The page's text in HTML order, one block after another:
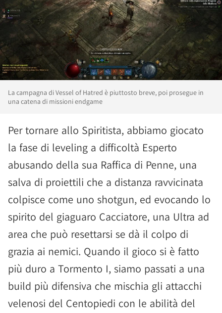
La campagna di Vessel of Hatred è piuttosto breve, poi prosegue in
una catena di missioni endgame
Per tornare allo Spiritista, abbiamo giocato
la fase di leveling a difficoltà Esperto
abusando della sua Raffica di Penne, una
salva di proiettili che a distanza ravvicinata
colpisce come uno shotgun, ed evocando lo
spirito del giaguaro Cacciatore, una Ultra ad
area che può resettarsi se dà il colpo di
grazia ai nemici. Quando il gioco si è fatto
più duro a Tormento I, siamo passati a una
build più difensiva che mischia gli attacchi
velenosi del Centopiedi con le abilità del